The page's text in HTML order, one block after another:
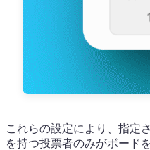
これらの設定により、指定
を持つ投票者のみがボード